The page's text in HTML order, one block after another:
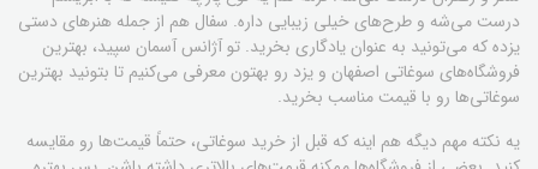
درست می‌شه و طرح‌های خیلی زیبایی داره. سفال هم از جمله هنرهای دستی
یزده که می‌تونید به عنوان یادگاری بخرید. تو آژانس آسمان سپید، بهترین
فروشگاه‌های سوغاتی اصفهان و یزد رو بهتون معرفی می‌کنیم تا بتونید بهترین
سوغاتی‌ها رو با قیمت مناسب بخرید.
یه نکته مهم دیگه هم اینه که قبل از خرید سوغاتی، حتماً قیمت‌ها رو مقایسه